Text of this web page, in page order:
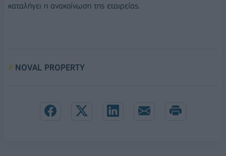
καταλήγει η ανακοίνωση της εταιρείας.
NOVAL PROPERTY